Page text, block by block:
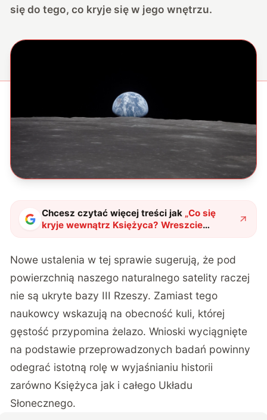
się do tego, co kryje się w jego wnętrzu.
Chcesz czytać więcej treści jak „Co się
kryje wewnątrz Księżyca? Wreszcie
poznaliśmy odpowiedź"?
Nowe ustalenia w tej sprawie sugerują, że pod
powierzchnią naszego naturalnego satelity raczej
nie są ukryte bazy III Rzeszy. Zamiast tego
naukowcy wskazują na obecność kuli, której
gęstość przypomina żelazo. Wnioski wyciągnięte
na podstawie przeprowadzonych badań powinny
odegrać istotną rolę w wyjaśnianiu historii
zarówno Księżyca jak i całego Układu
Słonecznego.